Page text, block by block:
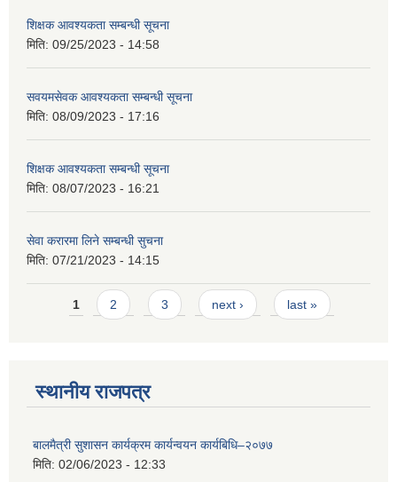
शिक्षक आवश्यकता सम्बन्धी सूचना
मिति: 09/25/2023 - 14:58
सवयमसेवक आवश्यकता सम्बन्धी सूचना
मिति: 08/09/2023 - 17:16
शिक्षक आवश्यकता सम्बन्धी सूचना
मिति: 08/07/2023 - 16:21
सेवा करारमा लिने सम्बन्धी सुचना
मिति: 07/21/2023 - 14:15
Pages
1 2 3 next › last »
स्थानीय राजपत्र
बालमैत्री सुशासन कार्यक्रम कार्यन्वयन कार्यबिधि–२०७७
मिति: 02/06/2023 - 12:33